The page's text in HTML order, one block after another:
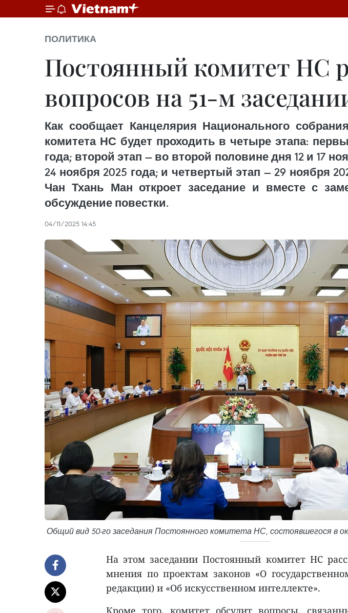
ПОЛИТИКА
Постоянный комитет НС
вопросов на 51-м
Как сообщает Канцелярия Национального
комитета НС будет проходить в четыре этапа:
года; второй этап — во второй половине дня 12 и 17
24 ноября 2025 года; и четвертый этап — 29 ноября
Чан Тхань Ман откроет заседание и вместе с
обсуждение повестки.
04/11/2025 14:45
Общий вид 50-го заседания Постоянного комитета НС, состоявшегося в
На этом заседании Постоянный комитет НС
мнения по проектам законов «О
редакции) и «Об искусственном интеллекте».
Кроме того, комитет обсудит вопросы,